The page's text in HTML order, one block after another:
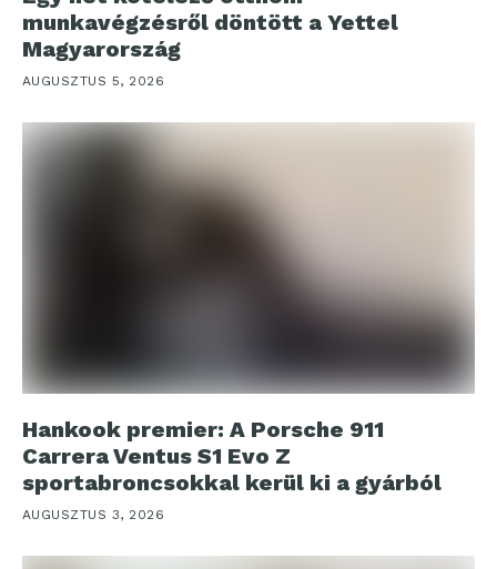
munkavégzésről döntött a Yettel
Magyarország
AUGUSZTUS 5, 2026
Hankook premier: A Porsche 911
Carrera Ventus S1 Evo Z
sportabroncsokkal kerül ki a gyárból
AUGUSZTUS 3, 2026